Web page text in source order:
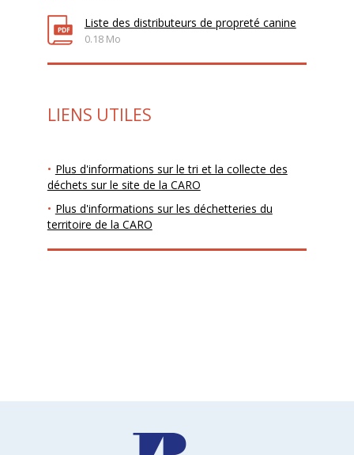
Liste des distributeurs de propreté canine
0.18 Mo
LIENS UTILES
Plus d'informations sur le tri et la collecte des
déchets sur le site de la CARO
Plus d'informations sur les déchetteries du
territoire de la CARO